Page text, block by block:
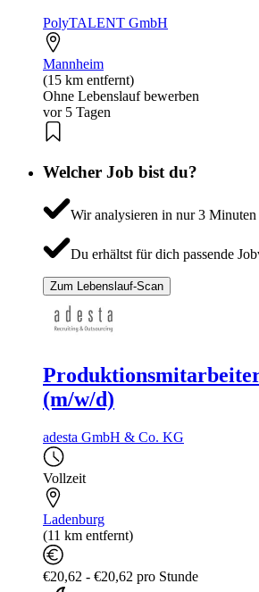
PolyTALENT GmbH
Mannheim
(15 km entfernt)
Ohne Lebenslauf bewerben
vor 5 Tagen
Welcher Job bist du?
Wir analysieren in nur 3
Du erhältst für dich passende
Zum Lebenslauf-Scan
(m/w/d)
adesta GmbH & Co. KG
Vollzeit
Ladenburg
(11 km entfernt)
€20,62 - €20,62 pro Stunde